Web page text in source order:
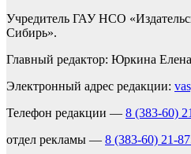
Учредитель ГАУ НСО
Сибирь».
Главный редактор: Юркина
Электронный адрес редакции:
Телефон редакции — 8 (383-60)
отдел рекламы — 8 (383-60) 21-